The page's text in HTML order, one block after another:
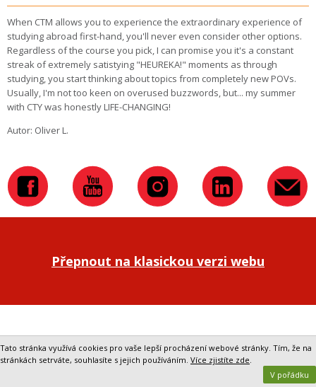
When CTM allows you to experience the extraordinary experience of
studying abroad first-hand, you'll never even consider other options.
Regardless of the course you pick, I can promise you it's a constant
streak of extremely satistying "HEUREKA!" moments as through
studying, you start thinking about topics from completely new POVs.
Usually, I'm not too keen on overused buzzwords, but... my summer
with CTY was honestly LIFE-CHANGING!
Autor: Oliver L.
Přepnout na klasickou verzi webu
Tato stránka využívá cookies pro vaše lepší procházení webové stránky. Tím, že na
stránkách setrváte, souhlasíte s jejich používáním. Více zjistíte zde.
V pořádku